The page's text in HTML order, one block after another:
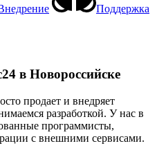
Поддержка
в Новороссийске
продает и внедряет
разработкой. У нас в
программисты,
с внешними сервисами.